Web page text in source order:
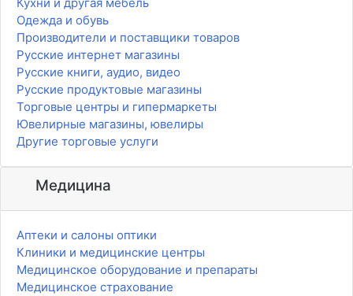
Кухни и другая мебель
Одежда и обувь
Производители и поставщики товаров
Русские интернет магазины
Русские книги, аудио, видео
Русские продуктовые магазины
Торговые центры и гипермаркеты
Ювелирные магазины, ювелиры
Другие торговые услуги
Медицина
Аптеки и салоны оптики
Клиники и медицинские центры
Медицинское оборудование и препараты
Медицинское страхование